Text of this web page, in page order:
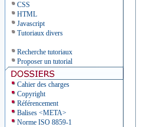
CSS
HTML
Javascript
Tutoriaux divers
Recherche tutoriaux
Proposer un tutorial
Cahier des charges
Copyright
Référencement
Balises <META>
Norme ISO 8859-1